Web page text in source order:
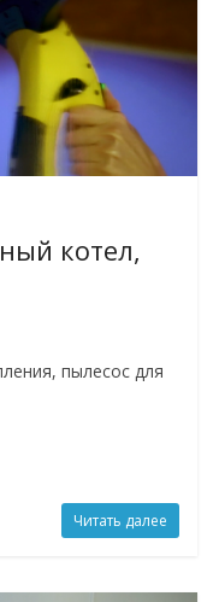
котел,
пылесос для
Читать далее